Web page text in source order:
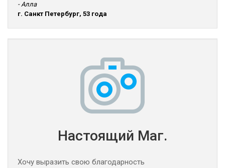
- Алла
г. Санкт Петербург, 53 года
Настоящий Маг.
Хочу выразить свою благодарность